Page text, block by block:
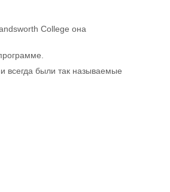
College она
всегда были так называемые